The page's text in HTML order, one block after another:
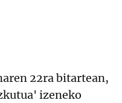
22ra bitartean,
izeneko